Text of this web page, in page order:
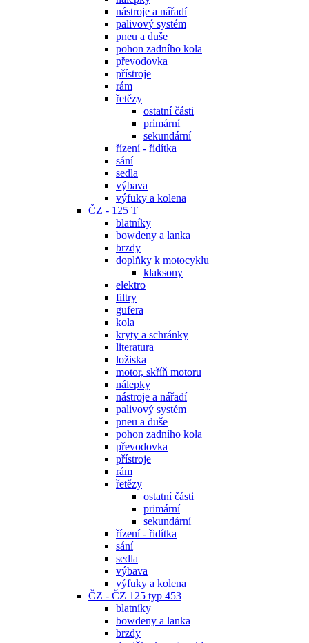
nástroje a nářadí
palivový systém
pneu a duše
pohon zadního kola
převodovka
přístroje
rám
řetězy
ostatní části
primární
sekundární
řízení - řidítka
sání
sedla
výbava
výfuky a kolena
ČZ - 125 T
blatníky
bowdeny a lanka
brzdy
doplňky k motocyklu
klaksony
elektro
filtry
gufera
kola
kryty a schránky
literatura
ložiska
motor, skříň motoru
nálepky
nástroje a nářadí
palivový systém
pneu a duše
pohon zadního kola
převodovka
přístroje
rám
řetězy
ostatní části
primární
sekundární
řízení - řidítka
sání
sedla
výbava
výfuky a kolena
ČZ - ČZ 125 typ 453
blatníky
bowdeny a lanka
brzdy